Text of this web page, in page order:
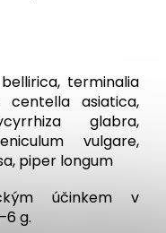
terminalia
centella asiatica,
glabra,
vulgare,
piper longum
účinkem v
g.